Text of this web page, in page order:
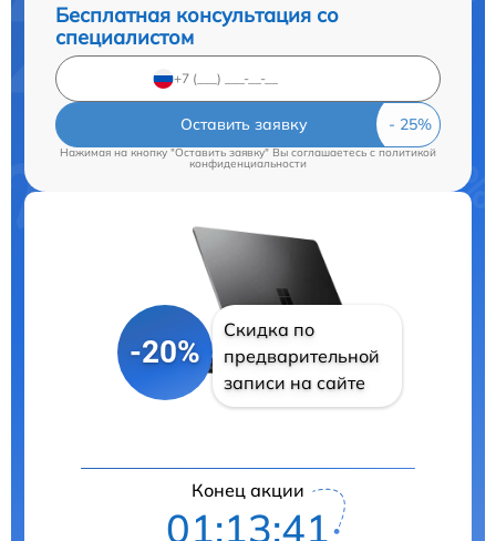
Бесплатная консультация со
специалистом
Оставить заявку
Нажимая на кнопку "Оставить заявку" Вы соглашаетесь cполитикой
конфиденциальности
-20%
Скидка по
предварительной
записи на сайте
Конец акции
01:13:41